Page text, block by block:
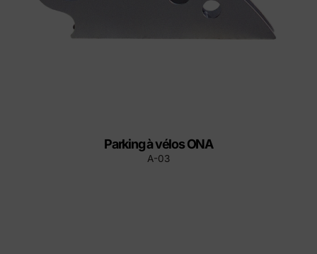
Parking à vélos ONA
A-03